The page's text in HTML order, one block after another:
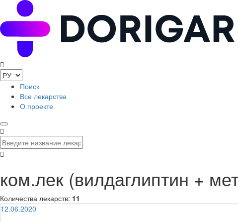
Поиск
Все лекарства
О проекте
ком.лек (вилдаглиптин +
Количества лекарств: 11
12.06.2020